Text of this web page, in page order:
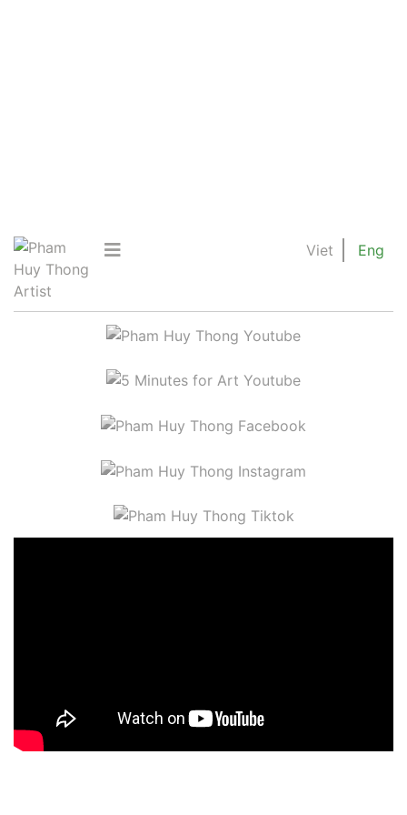
Viet Eng